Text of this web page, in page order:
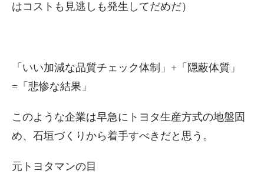
はコストも見逃しも発生してだめだ）
「いい加減な品質チェック体制」+「隠蔽体質」
=「悲惨な結果」
このような企業は早急にトヨタ生産方式の地盤固
め、石垣づくりから着手すべきだと思う。
元トヨタマンの目